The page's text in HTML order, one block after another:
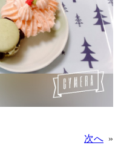
次へ »